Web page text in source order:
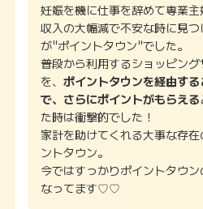
妊娠を機に仕事を辞めて専業
収入の大幅減で不安な時に見
が"ポイントタウン"でした。
普段から利用するショッピン
を、 ポイントタウンを経由する
で、さらにポイントがもらえる
た時は衝撃的でした！
家計を助けてくれる大事な存
ントタウン。
今ではすっかりポイントタウ
なってます♡♡